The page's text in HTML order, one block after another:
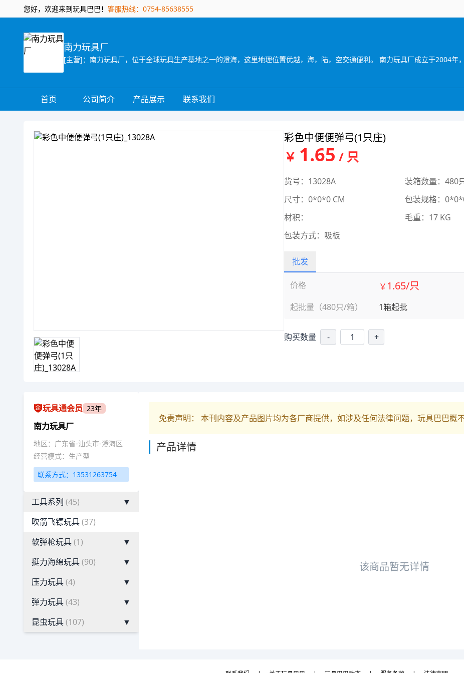
您好，欢迎来到玩具巴巴！ 客服热线：0754-85638555
南力玩具厂
首页 公司简介 产品展示 联系我们
彩色中便便弹弓(1只庄)
￥ 1.65 / 只
货号：13028A 装箱数量：480
尺寸：0*0*0 CM
包装规格：
材积：
毛重：17 KG
包装方式：吸板
批发
价格
起批量（480只/箱）
￥ 1.65/只
1箱起批
购买数量 - +
玩具通会员 23年
南力玩具厂
地区：广东省-汕头市-澄海区
经营模式：生产型
联系方式：13531263754
工具系列 (45)
▼
吹箭飞镖玩具(37)
软弹枪玩具(1)
▼
挺力海绵玩具(90)
▼
压力玩具(4)
▼
弹力玩具(43)
▼
昆虫玩具(107) ▼
免责声明： 本刊内容及产品图片均为各厂商提供，如涉及任何法律问题，玩具巴巴概
产品详情
该商品暂无详情